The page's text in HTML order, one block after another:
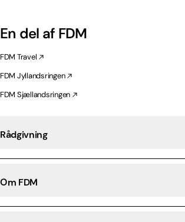
En del af FDM
FDM Travel
FDM Jyllandsringen
FDM Sjællandsringen
Rådgivning
Om FDM